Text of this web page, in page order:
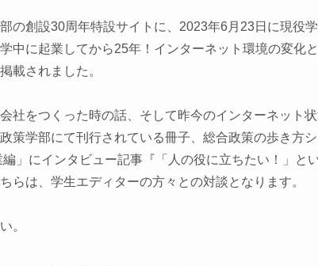
の創設30周年特設サイトに、2023年6月23日に現役
中に起業してから25年！インターネット環境の変化
載されました。
社をつくった時の話、そして昨今のインターネット
策学部にて刊行されている冊子、総合政策の歩き方
」にインタビュー記事『「人の役に立ちたい！」と
らは、学生エディターの方々との対談となります。
。